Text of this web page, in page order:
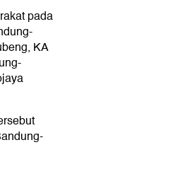
pada
KA